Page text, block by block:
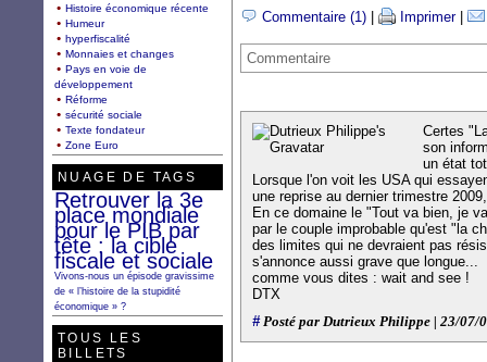
Commentaire (1)
Imprimer|
Commentaire
Certes
son
un état
Lorsque l'on voit les USA qui
une reprise au dernier trimestre
En ce domaine le "Tout va bien, je
par le couple improbable qu'est "la
des limites qui ne devraient pas
s'annonce aussi grave que longue...
comme vous dites : wait and see !
DTX
#Posté par Dutrieux Philippe | 23/07/
Histoire économique récente
Humeur
hyperfiscalité
Monnaies et changes
Pays en voie de
développement
Réforme
sécurité sociale
Texte fondateur
Zone Euro
NUAGE DE TAGS
Retrouver la 3e
place mondiale
pour le PIB par
tête : la cible
fiscale et sociale
Vivons-nous un épisode gravissime
de « l’histoire de la stupidité
économique » ?
TOUS LES
BILLETS